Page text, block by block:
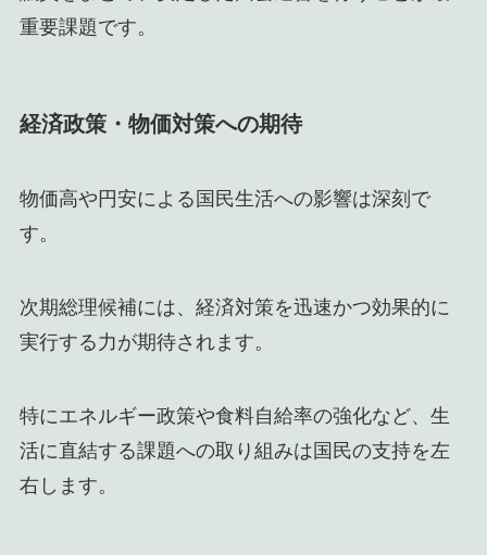
重要課題です。
経済政策・物価対策への期待
物価高や円安による国民生活への影響は深刻で
す。
次期総理候補には、経済対策を迅速かつ効果的に
実行する力が期待されます。
特にエネルギー政策や食料自給率の強化など、生
活に直結する課題への取り組みは国民の支持を左
右します。